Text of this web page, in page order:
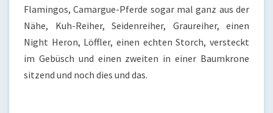
Flamingos, Camargue-Pferde sogar mal ganz aus der
Nähe, Kuh-Reiher, Seidenreiher, Graureiher, einen
Night Heron, Löffler, einen echten Storch, versteckt
im Gebüsch und einen zweiten in einer Baumkrone
sitzend und noch dies und das.